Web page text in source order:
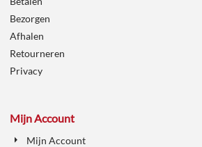
Bezorgen
Afhalen
Retourneren
Privacy
Mijn Account
Mijn Account